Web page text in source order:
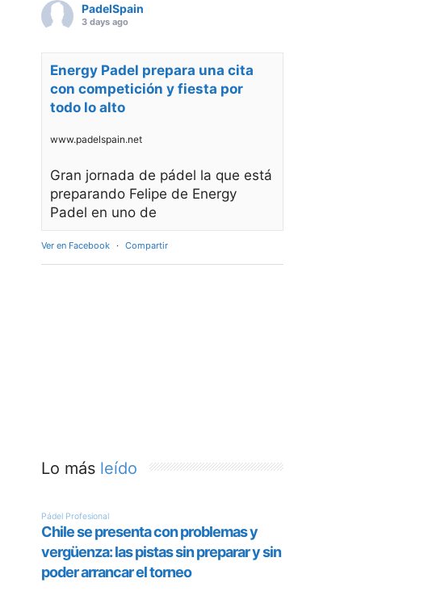
PadelSpain
3 days ago
Energy Padel prepara una cita
con competición y fiesta por
todo lo alto
www.padelspain.net
Gran jornada de pádel la que está
preparando Felipe de Energy
Padel en uno de
Ver en Facebook · Compartir
Lo más leído